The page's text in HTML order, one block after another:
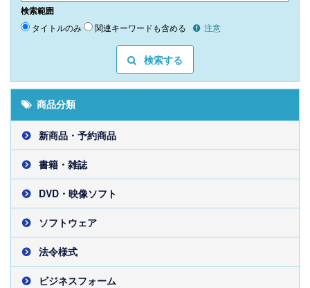
検索範囲
タイトルのみ 関連キーワードも含める 注意
検索する
商品分類
新商品・予約商品
書籍・雑誌
DVD・映像ソフト
ソフトウェア
法令様式
ビジネスフォーム